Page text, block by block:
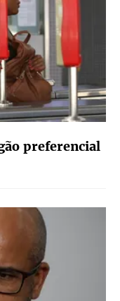
preferencial